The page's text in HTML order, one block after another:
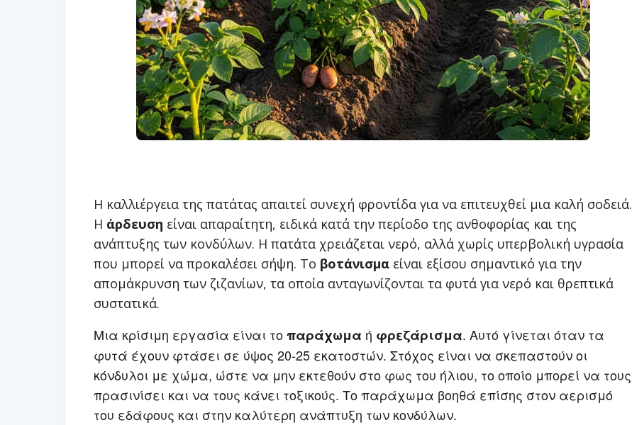
Η καλλιέργεια της πατάτας απαιτεί συνεχή φροντίδα για να επιτευχθεί μια καλή σοδειά.
Η άρδευση είναι απαραίτητη, ειδικά κατά την περίοδο της ανθοφορίας και της
ανάπτυξης των κονδύλων. Η πατάτα χρειάζεται νερό, αλλά χωρίς υπερβολική υγρασία
που μπορεί να προκαλέσει σήψη. Το βοτάνισμα είναι εξίσου σημαντικό για την
απομάκρυνση των ζιζανίων, τα οποία ανταγωνίζονται τα φυτά για νερό και θρεπτικά
συστατικά.
Μια κρίσιμη εργασία είναι τοπαράχωμα ή φρεζάρισμα. Αυτό γίνεται όταν τα
φυτά έχουν φτάσει σε ύψος 20-25 εκατοστών. Στόχος είναι να σκεπαστούν οι
κόνδυλοι με χώμα, ώστε να μην εκτεθούν στο φως του ήλιου, το οποίο μπορεί να τους
πρασινίσει και να τους κάνει τοξικούς. Το παράχωμα βοηθά επίσης στον αερισμό
του εδάφους και στην καλύτερη ανάπτυξη των κονδύλων.